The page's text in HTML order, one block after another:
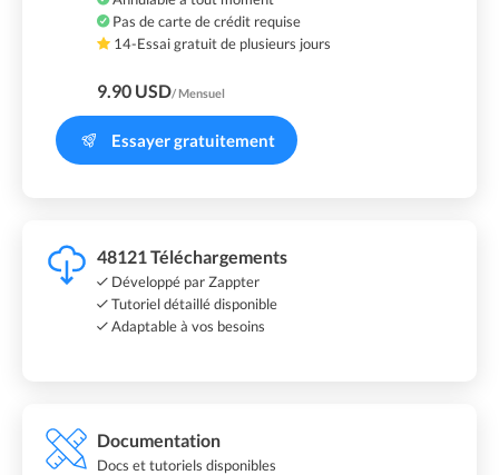
Pas de carte de crédit requise
14-Essai gratuit de plusieurs jours
9.90 USD/ Mensuel
Essayer gratuitement
48121 Téléchargements
Développé par Zappter
Tutoriel détaillé disponible
Adaptable à vos besoins
Documentation
Docs et tutoriels disponibles